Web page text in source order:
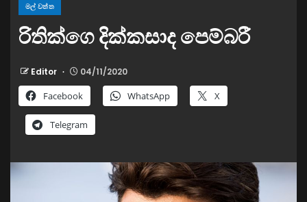
මල් වත්ත
රිතික්ගෙ දික්කසාද පෙම්බරී
Editor 04/11/2020
Facebook WhatsApp X
Telegram